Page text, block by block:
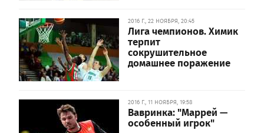
2016 Г., 22 НОЯБРЯ, 20:45
Лига чемпионов. Химик
терпит
сокрушительное
домашнее поражение
2016 Г., 11 НОЯБРЯ, 19:58
Вавринка: "Маррей —
особенный игрок"